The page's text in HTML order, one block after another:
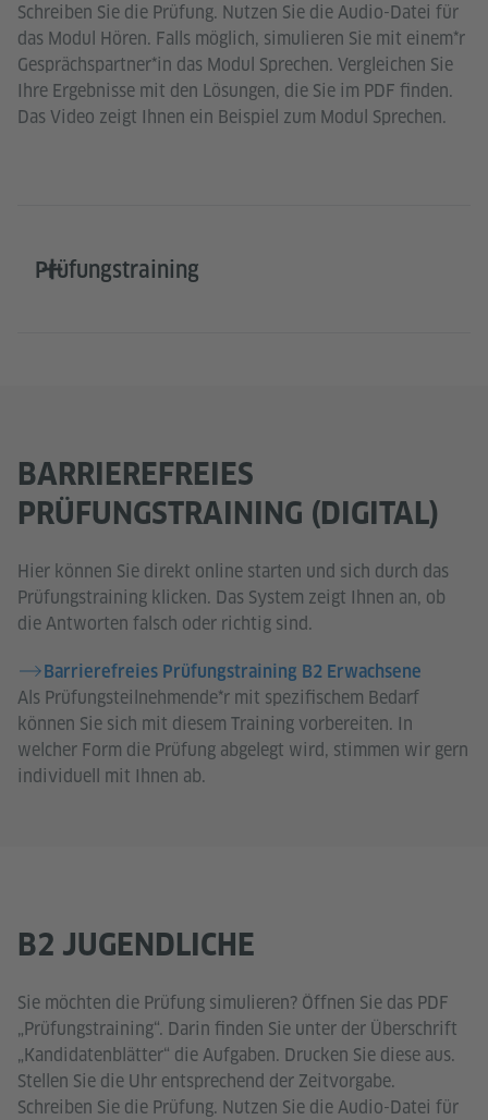
Schreiben Sie die Prüfung. Nutzen Sie die Audio-Datei für
das Modul Hören. Falls möglich, simulieren Sie mit einem*r
Gesprächspartner*in das Modul Sprechen. Vergleichen Sie
Ihre Ergebnisse mit den Lösungen, die Sie im PDF finden.
Das Video zeigt Ihnen ein Beispiel zum Modul Sprechen.
Prüfungstraining
BARRIEREFREIES
PRÜFUNGSTRAINING (DIGITAL)
Hier können Sie direkt online starten und sich durch das
Prüfungstraining klicken. Das System zeigt Ihnen an, ob
die Antworten falsch oder richtig sind.
Barrierefreies Prüfungstraining B2 Erwachsene
Als Prüfungsteilnehmende*r mit spezifischem Bedarf
können Sie sich mit diesem Training vorbereiten. In
welcher Form die Prüfung abgelegt wird, stimmen wir gern
individuell mit Ihnen ab.
B2 JUGENDLICHE
Sie möchten die Prüfung simulieren? Öffnen Sie das PDF
„Prüfungstraining“. Darin finden Sie unter der Überschrift
„Kandidatenblätter“ die Aufgaben. Drucken Sie diese aus.
Stellen Sie die Uhr entsprechend der Zeitvorgabe.
Schreiben Sie die Prüfung. Nutzen Sie die Audio-Datei für